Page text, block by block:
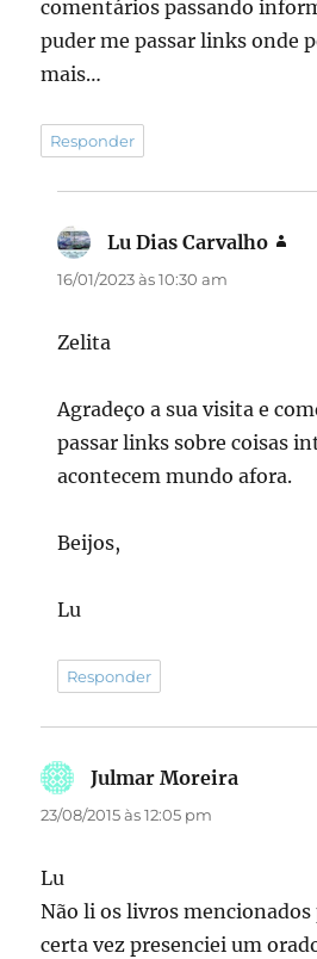
comentários passando
puder me passar links onde
mais…
Responder
Lu Dias Carvalho
16/01/2023 às 10:30 am
Zelita
Agradeço a sua visita e
passar links sobre coisas
acontecem mundo afora.
Beijos,
Lu
Responder
Julmar Moreira
23/08/2015 às 12:05 pm
Lu
Não li os livros mencionados
certa vez presenciei um